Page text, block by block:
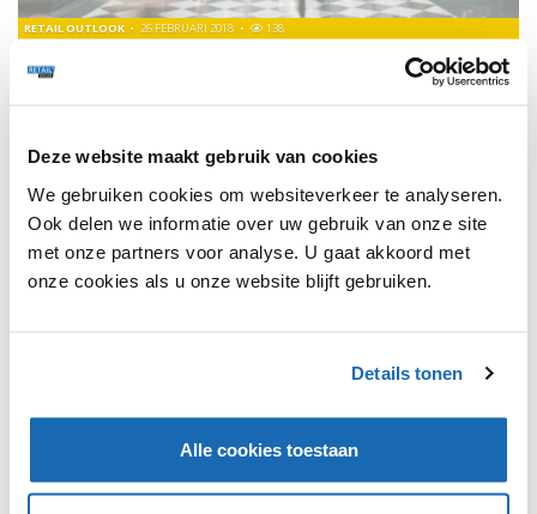
Deze website maakt gebruik van cookies
We gebruiken cookies om websiteverkeer te analyseren.
Ook delen we informatie over uw gebruik van onze site
met onze partners voor analyse. U gaat akkoord met
onze cookies als u onze website blijft gebruiken.
Details tonen
Alle cookies toestaan
MOEDERBEDRIJF MEDIAMARKT WIL GELIJKE PRIJZEN
ONLINE EN FYSIEK
RETAIL OUTLOOK 26 FEBRUARI 2018 138
prijsverschillen tussen online en offline verdwijnen.
117 TRENDS